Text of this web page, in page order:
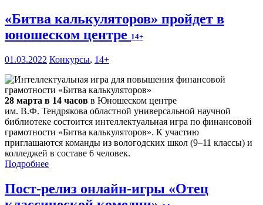
«Битва калькуляторов» пройдет в
юношеском центре 14+
01.03.2022 Конкурсы, 14+
28 марта в 14 часов в Юношеском центре
им. В.Ф. Тендрякова областной универсальной научной
библиотеке состоится интеллектуальная игра по финансовой
грамотности «Битва калькуляторов». К участию
приглашаются команды из вологодских школ (9–11 классы) и
колледжей в составе 6 человек.
Подробнее
Пост-релиз онлайн-игры «Отец